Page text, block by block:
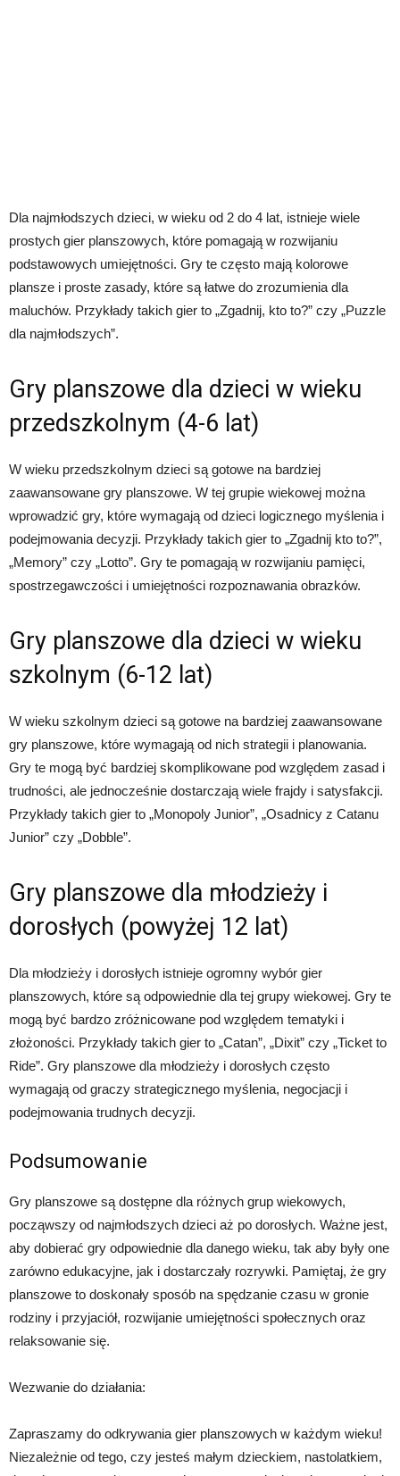
Dla najmłodszych dzieci, w wieku od 2 do 4 lat, istnieje wiele
prostych gier planszowych, które pomagają w rozwijaniu
podstawowych umiejętności. Gry te często mają kolorowe
plansze i proste zasady, które są łatwe do zrozumienia dla
maluchów. Przykłady takich gier to „Zgadnij, kto to?” czy „Puzzle
dla najmłodszych”.
Gry planszowe dla dzieci w wieku
przedszkolnym (4-6 lat)
W wieku przedszkolnym dzieci są gotowe na bardziej
zaawansowane gry planszowe. W tej grupie wiekowej można
wprowadzić gry, które wymagają od dzieci logicznego myślenia i
podejmowania decyzji. Przykłady takich gier to „Zgadnij kto to?”,
„Memory” czy „Lotto”. Gry te pomagają w rozwijaniu pamięci,
spostrzegawczości i umiejętności rozpoznawania obrazków.
Gry planszowe dla dzieci w wieku
szkolnym (6-12 lat)
W wieku szkolnym dzieci są gotowe na bardziej zaawansowane
gry planszowe, które wymagają od nich strategii i planowania.
Gry te mogą być bardziej skomplikowane pod względem zasad i
trudności, ale jednocześnie dostarczają wiele frajdy i satysfakcji.
Przykłady takich gier to „Monopoly Junior”, „Osadnicy z Catanu
Junior” czy „Dobble”.
Gry planszowe dla młodzieży i
dorosłych (powyżej 12 lat)
Dla młodzieży i dorosłych istnieje ogromny wybór gier
planszowych, które są odpowiednie dla tej grupy wiekowej. Gry te
mogą być bardzo zróżnicowane pod względem tematyki i
złożoności. Przykłady takich gier to „Catan”, „Dixit” czy „Ticket to
Ride”. Gry planszowe dla młodzieży i dorosłych często
wymagają od graczy strategicznego myślenia, negocjacji i
podejmowania trudnych decyzji.
Podsumowanie
Gry planszowe są dostępne dla różnych grup wiekowych,
począwszy od najmłodszych dzieci aż po dorosłych. Ważne jest,
aby dobierać gry odpowiednie dla danego wieku, tak aby były one
zarówno edukacyjne, jak i dostarczały rozrywki. Pamiętaj, że gry
planszowe to doskonały sposób na spędzanie czasu w gronie
rodziny i przyjaciół, rozwijanie umiejętności społecznych oraz
relaksowanie się.
Wezwanie do działania:
Zapraszamy do odkrywania gier planszowych w każdym wieku!
Niezależnie od tego, czy jesteś małym dzieckiem, nastolatkiem,